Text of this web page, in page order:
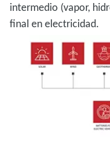
intermedio (vapor,
final en electricidad.